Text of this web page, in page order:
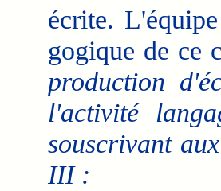
écrite.
gogique de ce
production
l'activité
souscrivant
III :